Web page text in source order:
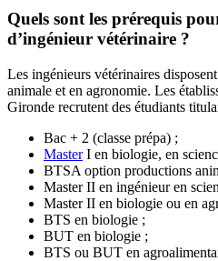
Quels sont les prérequis
d’ingénieur vétérinaire ?
Les ingénieurs vétérinaires
animale et en agronomie. Les
Gironde recrutent des étudiants
Bac + 2 (classe prépa) ;
MasterI en biologie, en
BTSA option productions
Master II en ingénieur en
Master II en biologie ou en
BTS en biologie ;
BUT en biologie ;
BTS ou BUT en